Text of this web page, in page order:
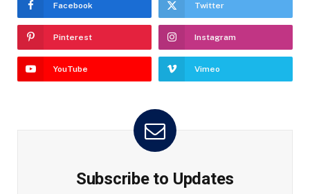
Facebook Twitter
Pinterest Instagram
YouTube Vimeo
Subscribe to Updates